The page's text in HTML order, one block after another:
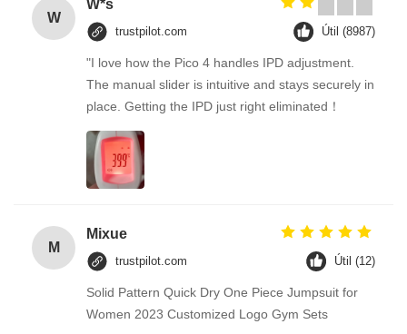
W
W*s
trustpilot.com Útil (8987)
"I love how the Pico 4 handles IPD adjustment.
The manual slider is intuitive and stays securely in
place. Getting the IPD just right eliminated！
M
Mixue
trustpilot.com Útil (12)
Solid Pattern Quick Dry One Piece Jumpsuit for
Women 2023 Customized Logo Gym Sets